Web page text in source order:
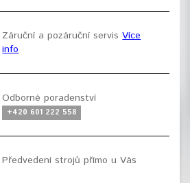
Záruční a pozáruční servisVíce
info
Odborné poradenství
+420 601 222 558
Předvedení strojů přímo u Vás